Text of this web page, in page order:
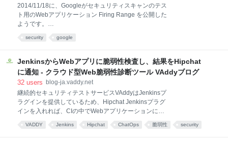
検査を定期的に実施して問題のないコードのみを本番
環境にデプロイできます。 前提 この記事では、
CircleCIインスタンス内に立てたWebサーバに対して
の脆弱性検査ではなく、Cir
2014/11/18に、Googleがセキュリティスキャンのテス
ト用のWebアプリケーション Firing Range を公開した
ようです。
aim-fire-open-source-tool-to-test.html Webアプリケー
セキュリティテストツール（コードネーム
Inquisition）を作っていて、開発サイクルの中でそれ
を実行してセキュリティテストを自動化しているとの
価のために、XSSを中心とした脆弱性のパターンを多
く含むセキュリティテスト用Webアプリケーションを
作ってオープンソースとして公開したようです。
VAddyと同じように、Googleも内部では自動セキュリ
security google
JenkinsからWebアプリに脆弱性検査し、結果をHipchat
に通知 - クラウド型Web脆弱性診断ツール VAddyブログ
32 users blog-ja.vaddy.net
継続的セキュリティテストサービスVAddyはJenkinsプ
ラグインを提供しているため、Hipchat Jenkinsプラグ
インを入れれば、CIの中でWebアプリケーションに対
して脆弱性検査を自動実行して、その結果をHipchatに
通知できます。 Jenkinsには、ビルド後の処理にEmail
VADDY Jenkins Hipchat ChatOps 脆弱性 security